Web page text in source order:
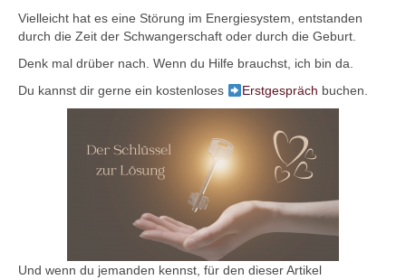
Vielleicht hat es eine Störung im Energiesystem, entstanden
durch die Zeit der Schwangerschaft oder durch die Geburt.
Denk mal drüber nach. Wenn du Hilfe brauchst, ich bin da.
Du kannst dir gerne ein kostenloses
Erstgespräch buchen.
Und wenn du jemanden kennst, für den dieser Artikel